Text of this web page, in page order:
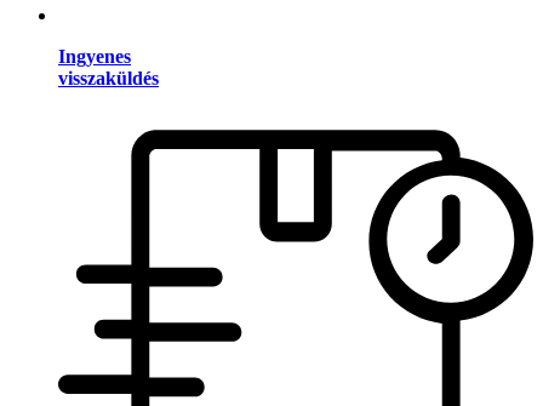
Ingyenes
visszaküldés